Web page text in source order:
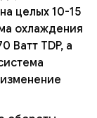
целых 10-15
охлаждения
Ватт TDP, а